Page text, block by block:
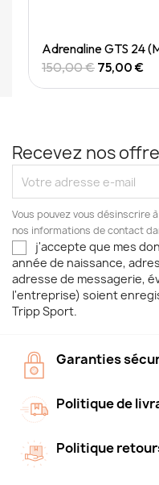
Adrenaline GTS 24
150,00 € 75,00 €
Recevez nos
Vous pouvez vous désinscrire
nos informations de contact
j'accepte que mes
année de naissance,
adresse de messagerie,
l'entreprise) soient
Tripp Sport.
Garanties
Politique de
Politique